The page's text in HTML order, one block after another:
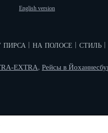
English version
пирса на полосе стиль
EXTRA, Рейсы в